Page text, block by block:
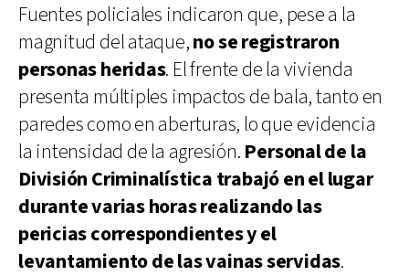
Fuentes policiales indicaron que, pese a la
magnitud del ataque,no se registraron
personas heridas. El frente de la vivienda
presenta múltiples impactos de bala, tanto en
paredes como en aberturas, lo que evidencia
la intensidad de la agresión. Personal de la
División Criminalística trabajó en el lugar
durante varias horas realizando las
pericias correspondientes y el
levantamiento de lasvainas servidas.